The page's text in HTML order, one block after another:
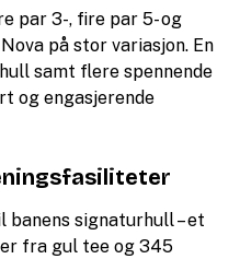
par 3-, fire par 5- og
på stor variasjon. En
samt flere spennende
og engasjerende
signaturhull – et
fra gul tee og 345